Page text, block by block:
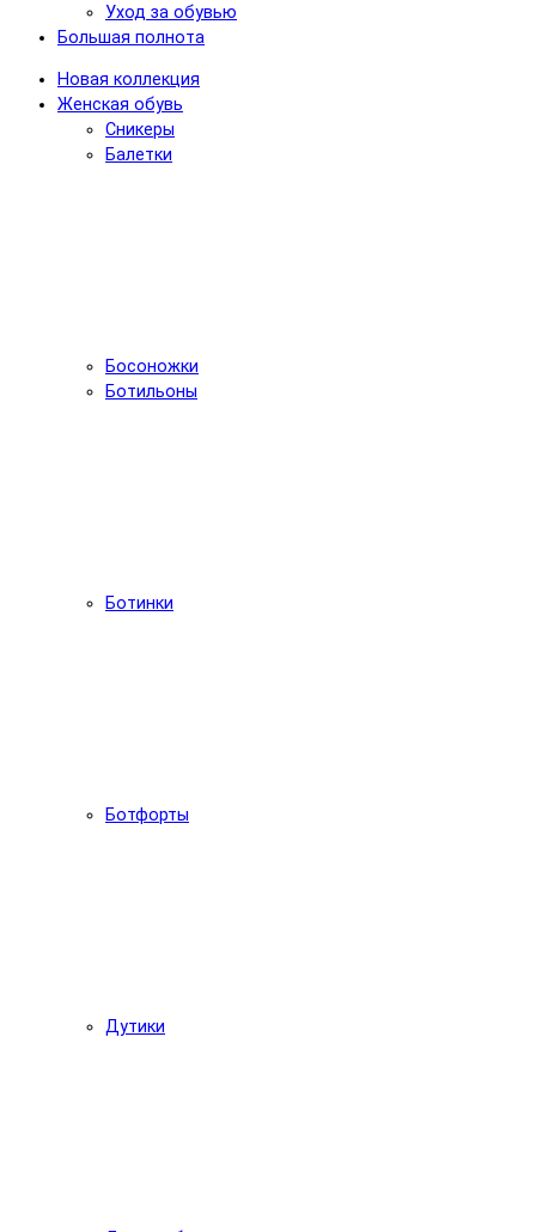
Уход за обувью
Большая полнота
Новая коллекция
Женская обувь
Сникеры
Балетки
Босоножки
Ботильоны
Ботинки
Ботфорты
Дутики